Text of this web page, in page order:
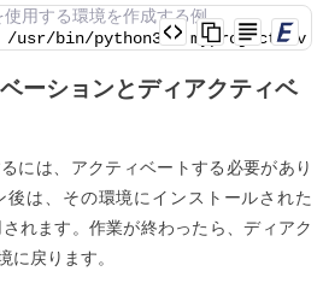
用する環境を作成する例
usr/bin/python3.8 myprojectenv
ーションとディアクティベ
には、アクティベートする必要があり
後は、その環境にインストールされた
れます。作業が終わったら、ディアク
に戻ります。